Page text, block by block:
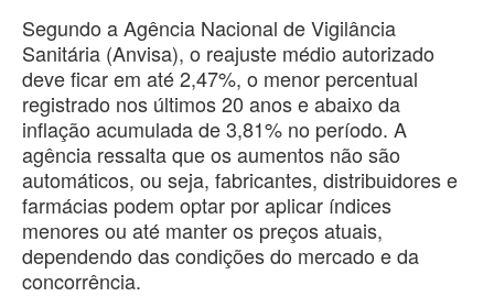
Segundo a Agência Nacional de Vigilância
Sanitária (Anvisa), o reajuste médio autorizado
deve ficar em até 2,47%, o menor percentual
registrado nos últimos 20 anos e abaixo da
inflação acumulada de 3,81% no período. A
agência ressalta que os aumentos não são
automáticos, ou seja, fabricantes, distribuidores e
farmácias podem optar por aplicar índices
menores ou até manter os preços atuais,
dependendo das condições do mercado e da
concorrência.